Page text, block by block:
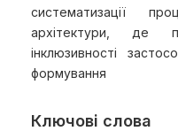
систематизації
архітектури, де
інклюзивності
формування
Ключові слова